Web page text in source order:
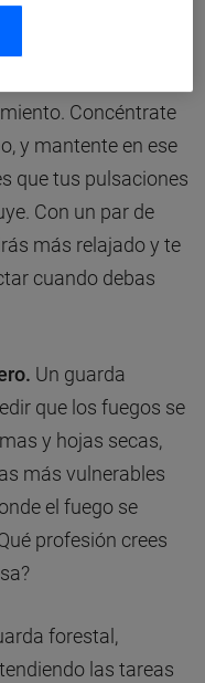
el trabajo? Durante
cómoda,
Concéntrate
y mantente en ese
que tus pulsaciones
Con un par de
más relajado y te
cuando debas
Un guarda
que los fuegos se
y hojas secas,
más vulnerables
el fuego se
profesión crees
forestal,
las tareas